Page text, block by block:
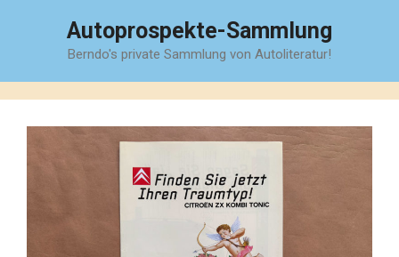
Autoprospekte-Sammlung
Berndo's private Sammlung von Autoliteratur!